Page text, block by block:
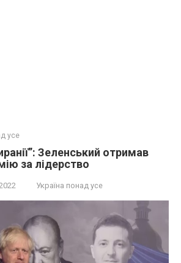
усе
Зеленський отримав
за лідерство
Україна понад усе